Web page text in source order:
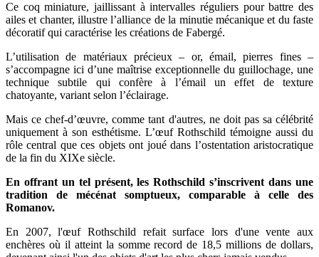
Ce coq miniature, jaillissant à intervalles réguliers pour battre des
ailes et chanter, illustre l’alliance de la minutie mécanique et du faste
décoratif qui caractérise les créations de Fabergé.
L’utilisation de matériaux précieux – or, émail, pierres fines –
s’accompagne ici d’une maîtrise exceptionnelle du guillochage, une
technique subtile qui confère à l’émail un effet de texture
chatoyante, variant selon l’éclairage.
Mais ce chef-d’œuvre, comme tant d'autres, ne doit pas sa célébrité
uniquement à son esthétisme. L’œuf Rothschild témoigne aussi du
rôle central que ces objets ont joué dans l’ostentation aristocratique
de la fin du XIXe siècle.
En offrant un tel présent, les Rothschild s’inscrivent dans une
tradition de mécénat somptueux, comparable à celle des
Romanov.
En 2007, l'œuf Rothschild refait surface lors d'une vente aux
enchères où il atteint la somme record de 18,5 millions de dollars,